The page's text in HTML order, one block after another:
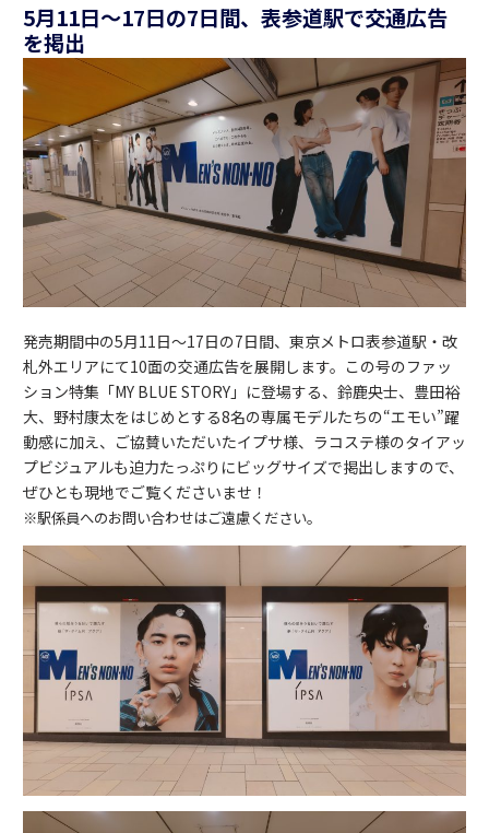
5月11日～17日の7日間、表参道駅で交通広告
を掲出
発売期間中の5月11日～17日の7日間、東京メトロ表参道駅・改
札外エリアにて10面の交通広告を展開します。この号のファッ
ション特集「MY BLUE STORY」に登場する、鈴鹿央士、豊田裕
大、野村康太をはじめとする8名の専属モデルたちの“エモい”躍
動感に加え、ご協賛いただいたイプサ様、ラコステ様のタイアッ
プビジュアルも迫力たっぷりにビッグサイズで掲出しますので、
ぜひとも現地でご覧くださいませ！
※駅係員へのお問い合わせはご遠慮ください。